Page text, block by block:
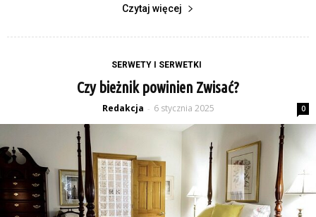
Czytaj więcej
SERWETY I SERWETKI
Czy bieżnik powinien Zwisać?
Redakcja - 6 stycznia 2025 0